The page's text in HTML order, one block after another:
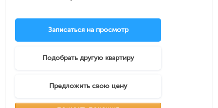
Записаться на просмотр
Подобрать другую квартиру
Предложить свою цену